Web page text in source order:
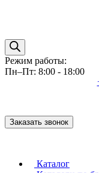
Режим работы:
Пн–Пт: 8:00 - 18:00
Заказать звонок
Каталог